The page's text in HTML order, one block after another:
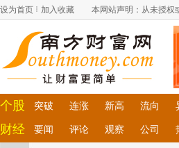
设为首页 加入收藏 本网站声明：从未授权
个股 突破 连涨 新高 流向
财经 要闻 评论 观察 公司